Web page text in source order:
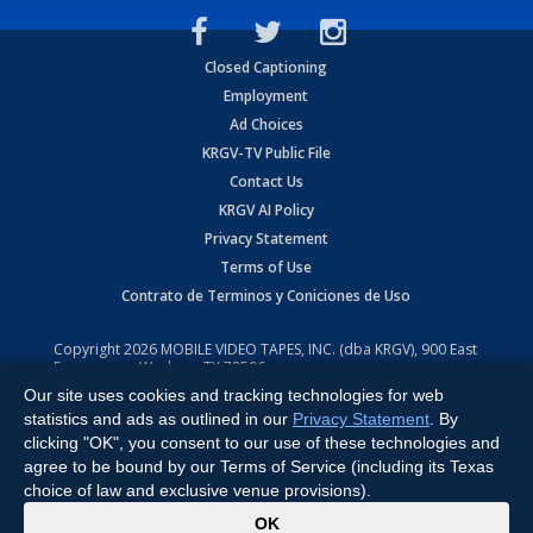
Closed Captioning
Employment
Ad Choices
KRGV-TV Public File
Contact Us
KRGV AI Policy
Privacy Statement
Terms of Use
Contrato de Terminos y Coniciones de Uso
Copyright2026 MOBILE VIDEO TAPES, INC. (dba KRGV), 900 East
Expressway, Weslaco, TX 78596.
All Rights Reserved. Powered by:Ruby Shore Software
Our site uses cookies and tracking technologies for web
statistics and ads as outlined in our Privacy Statement . By
clicking "OK", you consent to our use of these technologies and
agree to be bound by our Terms of Service (including its Texas
choice of law and exclusive venue provisions).
OK